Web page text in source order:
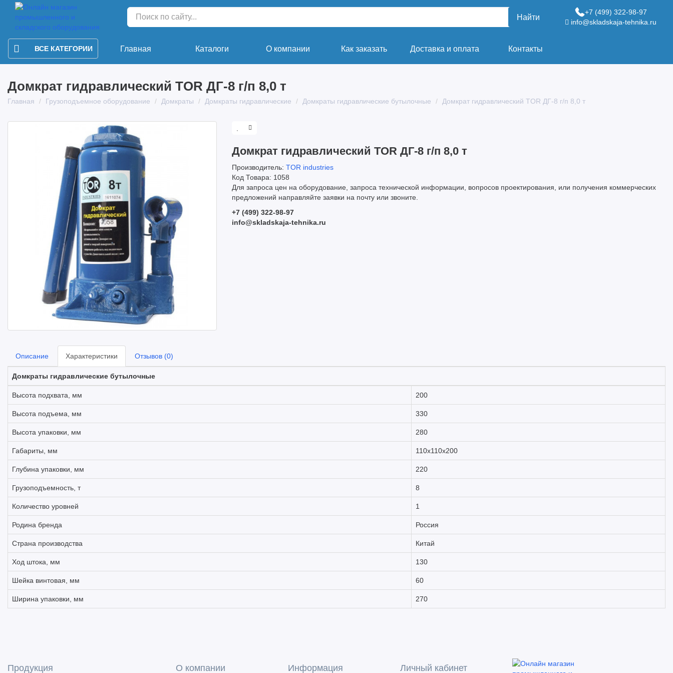
Найти
+7 (499) 322-98-97
info@skladskaja-tehnika.ru
ВСЕ КАТЕГОРИИ Главная Каталоги О компании Как заказать Доставка и оплата Контакты
Домкрат гидравлический TOR ДГ-8 г/п 8,0 т
Главная Грузоподъемное оборудование Домкраты Домкраты гидравлические Домкраты гидравлические бутылочные Домкрат гидравлический TOR ДГ-8 г/п 8,0 т
Домкрат гидравлический TOR ДГ-8 г/п 8,0 т
Производитель: TOR industries
Код Товара: 1058
Для запроса цен на оборудование, запроса технической информации, вопросов проектирования, или получения коммерческих
предложений направляйте заявки на почту или звоните.
+7 (499) 322-98-97
info@skladskaja-tehnika.ru
Описание Характеристики Отзывов (0)
Домкраты гидравлические бутылочные
Высота подхвата, мм 200
Высота подъема, мм 330
Высота упаковки, мм 280
Габариты, мм 110х110х200
Глубина упаковки, мм 220
Грузоподъемность, т 8
Количество уровней 1
Родина бренда Россия
Страна производства Китай
Ход штока, мм 130
Шейка винтовая, мм 60
Ширина упаковки, мм 270
Продукция О компании Информация Личный кабинет